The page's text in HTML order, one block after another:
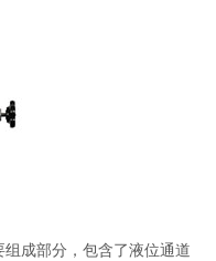
成部分，包含了液位通道